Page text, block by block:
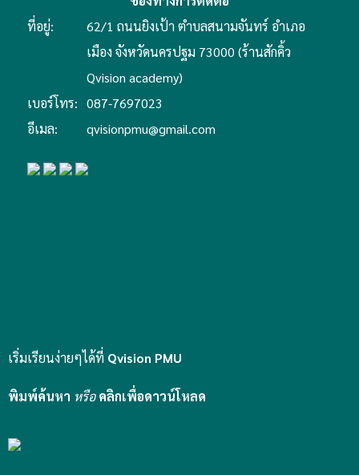
ที่อยู่:
62/1 ถนนยิงเป้า ตำบลสนามจันทร์ อำเภอ
เมือง จังหวัดนครปฐม 73000 (ร้านสักคิ้ว
Qvision academy)
เบอร์โทร: 087-7697023
อีเมล:
qvisionpmu@gmail.com
เริ่มเรียนง่ายๆได้ที่ Qvision PMU
พิมพ์ค้นหา หรือ คลิกเพื่อดาวน์โหลด